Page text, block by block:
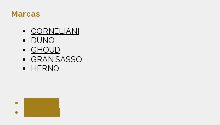
Marcas
CORNELIANI
DUNO
GHOUD
GRAN SASSO
HERNO